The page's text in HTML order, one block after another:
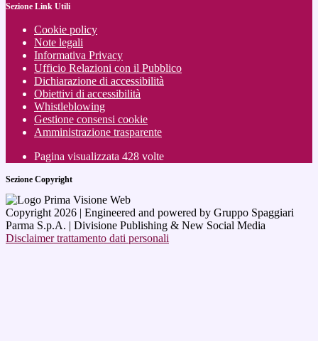
Sezione Link Utili
Cookie policy
Note legali
Informativa Privacy
Ufficio Relazioni con il Pubblico
Dichiarazione di accessibilità
Obiettivi di accessibilità
Whistleblowing
Gestione consensi cookie
Amministrazione trasparente
Pagina visualizzata 428 volte
Sezione Copyright
Copyright 2026 | Engineered and powered by Gruppo Spaggiari
Parma S.p.A. | Divisione Publishing & New Social Media
Disclaimer trattamento dati personali